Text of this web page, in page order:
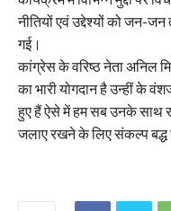
नीतियों एवं उद्देश्यों को जन-
गई।
कांग्रेस के वरिष्ठ नेता अनिल
का भारी योगदान है उन्हीं के
हुए हैं ऐसे में हम सब उनके साथ
जलाए रखने के लिए संकल्प बद्ध